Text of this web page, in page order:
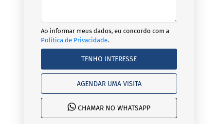
Ao informar meus dados, eu concordo com a
Política de Privacidade.
TENHO INTERESSE
AGENDAR UMA VISITA
CHAMAR NO WHATSAPP